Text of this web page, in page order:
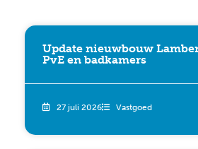
Update nieuwbouw
PvE en badkamers
27 juli 2026 Vastgoed